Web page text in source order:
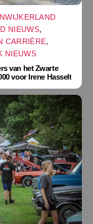
NIEUWS,
CARRIÈRE,
NIEUWS
van het Zwarte
voor Irene Hasselt